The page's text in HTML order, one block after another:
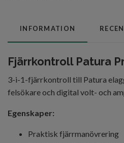
INFORMATION
Fjärrkontroll Patura
3-i-1-fjärrkontroll till Patura
felsökare och digital volt- och
Egenskaper:
Praktisk fjärrmanövrering